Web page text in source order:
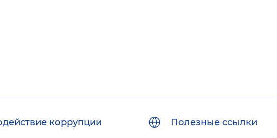
коррупции Полезные ссылки